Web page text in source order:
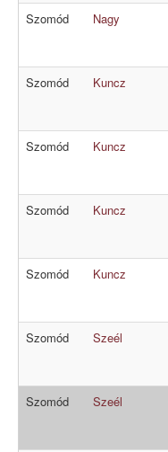
Szomód Nagy
Szomód Kuncz
Szomód Kuncz
Szomód Kuncz
Szomód Kuncz
Szomód Szeél
Szomód Szeél